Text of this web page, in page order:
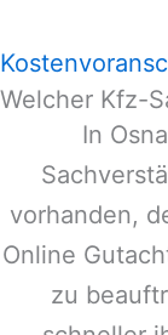
Welcher Kfz-
In
vorhanden,
Online
zu